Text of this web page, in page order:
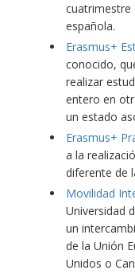
cuatrimestre
española.
Erasmus+
conocido,
realizar
entero en
un estado
Erasmus+
a la
diferente de
Movilidad
Universidad
un
de la Unión
Unidos o